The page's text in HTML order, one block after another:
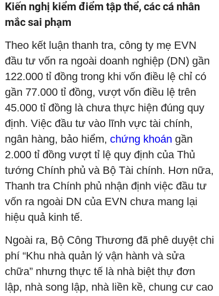
Kiến nghị kiểm điểm tập thể, các cá nhân
mắc sai phạm
Theo kết luận thanh tra, công ty mẹ EVN
đầu tư vốn ra ngoài doanh nghiệp (DN) gần
122.000 tỉ đồng trong khi vốn điều lệ chỉ có
gần 77.000 tỉ đồng, vượt vốn điều lệ trên
45.000 tỉ đồng là chưa thực hiện đúng quy
định. Việc đầu tư vào lĩnh vực tài chính,
ngân hàng, bảo hiểm, chứng khoán gần
2.000 tỉ đồng vượt tỉ lệ quy định của Thủ
tướng Chính phủ và Bộ Tài chính. Hơn nữa,
Thanh tra Chính phủ nhận định việc đầu tư
vốn ra ngoài DN của EVN chưa mang lại
hiệu quả kinh tế.
Ngoài ra, Bộ Công Thương đã phê duyệt chi
phí “Khu nhà quản lý vận hành và sửa
chữa” nhưng thực tế là nhà biệt thự đơn
lập, nhà song lập, nhà liền kề, chung cư cao